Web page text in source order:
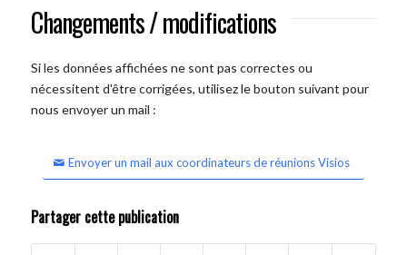
Changements / modifications
Si les données affichées ne sont pas correctes ou
nécessitent d'être corrigées, utilisez le bouton suivant pour
nous envoyer un mail :
Envoyer un mail aux coordinateurs de réunions Visios
Partager cette publication